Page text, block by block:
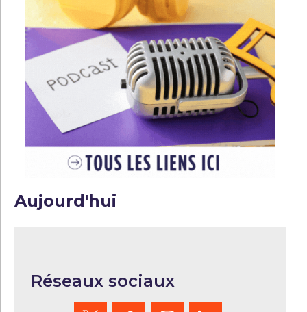
Aujourd'hui
Réseaux sociaux